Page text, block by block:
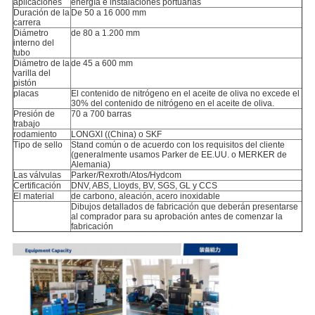
aplicaciones
energía e instalaciones portuarias
Duración de la
carrera
De 50 a 16 000 mm
Diámetro
interno del
tubo
de 80 a 1.200 mm
Diámetro de la
varilla del
pistón
de 45 a 600 mm
placas
El contenido de nitrógeno en el aceite de oliva no excede el
30% del contenido de nitrógeno en el aceite de oliva.
Presión de
trabajo
70 a 700 barras
rodamiento
LONGXI ((China) o SKF
Tipo de sello
Stand común o de acuerdo con los requisitos del cliente
(generalmente usamos Parker de EE.UU. o MERKER de
Alemania)
Las válvulas
Parker/Rexroth/Atos/Hydcom
Certificación
DNV, ABS, Lloyds, BV, SGS, GL y CCS
El material
de carbono, aleación, acero inoxidable
Dibujos detallados de fabricación que deberán presentarse
al comprador para su aprobación antes de comenzar la
fabricación